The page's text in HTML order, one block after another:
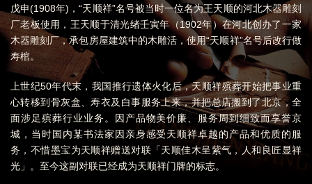
戊申(1908年)，“天顺祥”名号被当时一位名为王天顺的河北木器雕刻
厂老板使用，王天顺于清光绪壬寅年（1902年）在河北创办了一家
木器雕刻厂，承包房屋建筑中的木雕活，使用“天顺祥”名号后改行做
寿棺。
上世纪50年代末，我国推行遗体火化后，天顺祥殡葬开始把事业重
心转移到骨灰盒、寿衣及白事服务上来，并把总店搬到了北京，全
面涉足殡葬行业业务。因产品物美价廉、服务周到细致而享誉京
城，当时国内某书法家因亲身感受天顺祥卓越的产品和优质的服
务，不惜墨宝为天顺祥赠送对联「天顺佳木呈紫气，人和良匠显祥
光」。至今这副对联已经成为天顺祥门牌的标志。